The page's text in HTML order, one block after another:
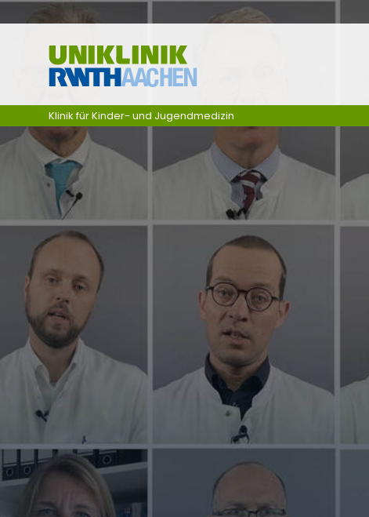
Zum Inhalt springen
Klinik für Kinder- und Jugendmedizin